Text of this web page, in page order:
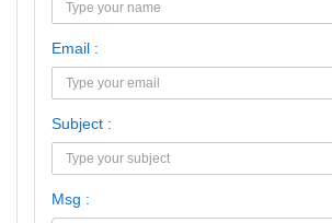
Email :
Subject :
Msg :